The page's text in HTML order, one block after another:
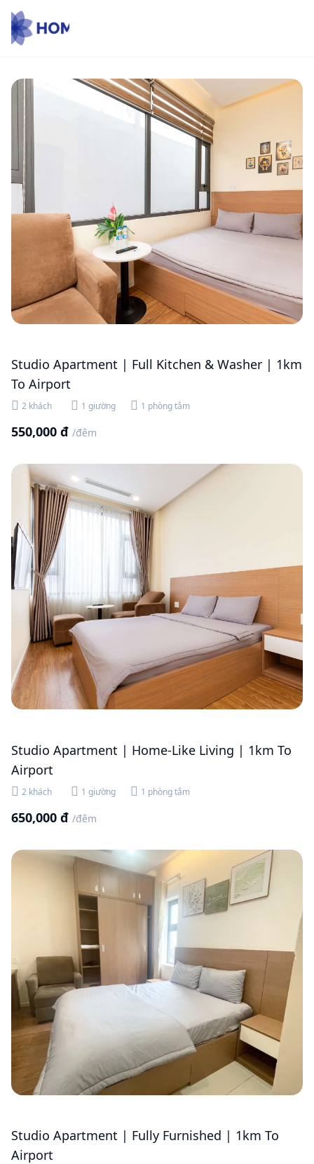
Studio Apartment | Full Kitchen & Washer | 1km
To Airport
2 khách 1 giường 1 phòng tắm
550,000 đ /đêm
Studio Apartment | Home-Like Living | 1km To
Airport
2 khách 1 giường 1 phòng tắm
650,000 đ /đêm
Studio Apartment | Fully Furnished | 1km To
Airport